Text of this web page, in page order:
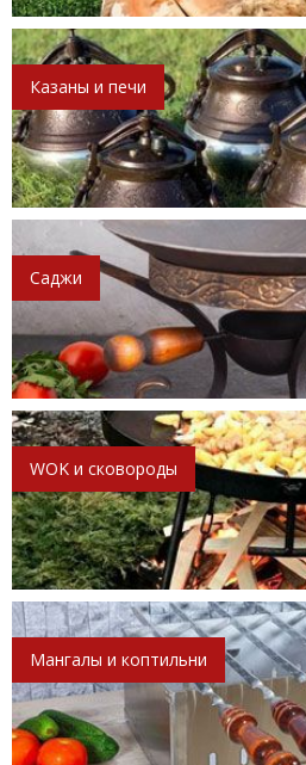
Казаны и печи
Саджи
WOK и сковороды
Мангалы и коптильни